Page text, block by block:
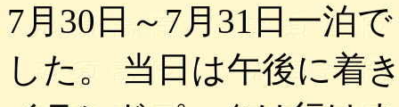
7月30日～7月31日一泊
した。 当日は午後に着